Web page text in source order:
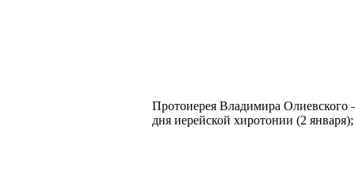
Протоиерея Владимира Олиевского
дня иерейской хиротонии (2 января);